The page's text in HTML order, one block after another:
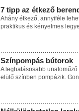
7 tipp az étkező
Ahány étkező, annyiféle
praktikus és kényelmes
Színpompás bútorok
A leghatásosabb
elütő színben pompázik.